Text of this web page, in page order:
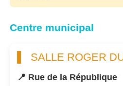
Centre municipal
SALLE ROGER
📍 Rue de la République